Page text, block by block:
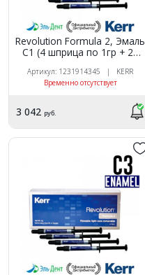
Revolution Formula 2, Эмаль
C1 (4 шприца по 1гр + 20
композитный материал,
29502, Kerr
Артикул: 1231914345 | KERR
Временно отсутствует
3 042 руб.